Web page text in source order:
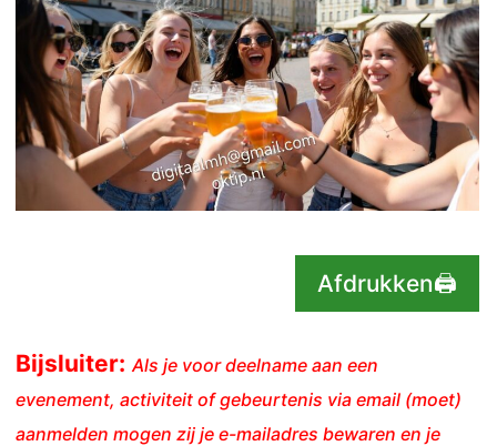
Afdrukken🖨
Bijsluiter: Als je voor deelname aan een
evenement, activiteit of gebeurtenis via email (moet)
aanmelden mogen zij je e-mailadres bewaren en je